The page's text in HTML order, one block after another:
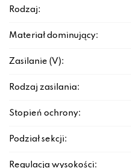
Rodzaj:
Materiał dominujący:
Zasilanie (V):
Rodzaj zasilania:
Stopień ochrony:
Podział sekcji:
Regulacja wysokości: